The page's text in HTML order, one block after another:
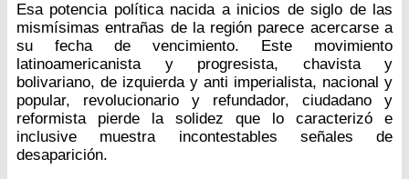
Esa potencia política nacida a inicios de siglo de las
mismísimas entrañas de la región parece acercarse a
su fecha de vencimiento. Este movimiento
latinoamericanista y progresista, chavista y
bolivariano, de izquierda y anti imperialista, nacional y
popular, revolucionario y refundador, ciudadano y
reformista pierde la solidez que lo caracterizó e
inclusive muestra incontestables señales de
desaparición.